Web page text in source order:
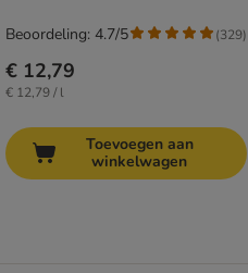
€ 12,79
€ 12,79 / l
Beoordeling: 4.7/5 (329)
Toevoegen aan
winkelwagen